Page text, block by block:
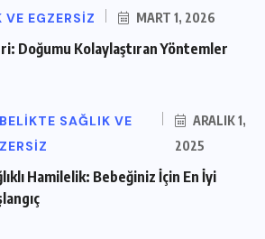
EGZERSIZ MART 1, 2026
Doğumu Kolaylaştıran Yöntemler
SAĞLIK VE
ARALIK 1,
2025
Hamilelik: Bebeğiniz İçin En İyi